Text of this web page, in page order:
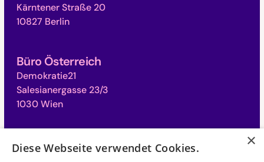
Kärntener Straße 20
10827 Berlin
Büro Österreich
Demokratie21
Salesianergasse 23/3
1030 Wien
Büro Schweiz ×
Diese Webseite verwendet Cookies.